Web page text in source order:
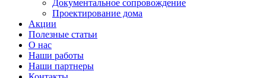
Документальное сопровождение
Проектирование дома
Акции
Полезные статьи
О нас
Наши работы
Наши партнеры